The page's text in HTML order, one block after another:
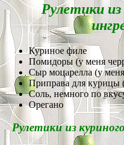
Рулетики
Куриное филе
Помидоры (у меня
Сыр моцарелла (у
Приправа для курицы
Соль, немного по
Орегано
Рулетики из